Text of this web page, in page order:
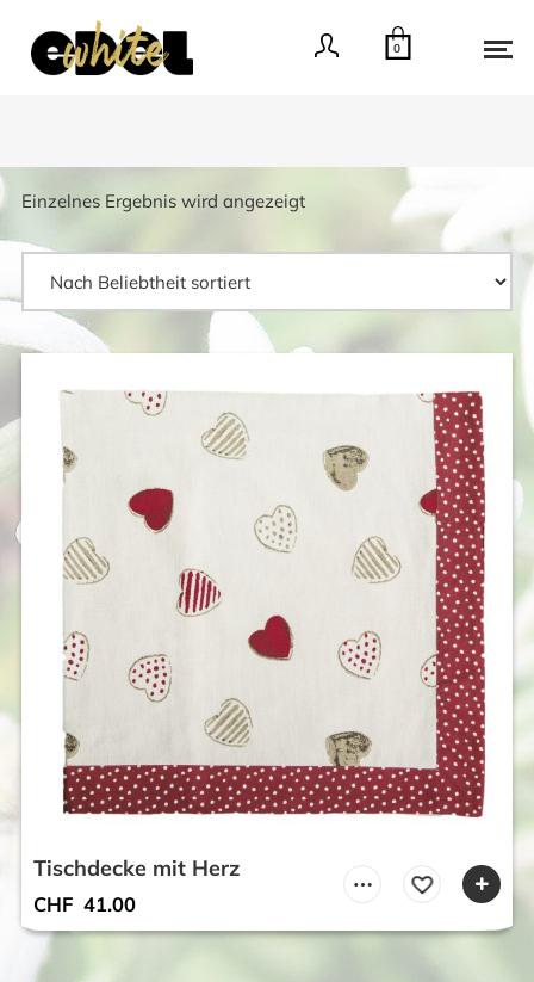
0
Einzelnes Ergebnis wird angezeigt
Tischdecke mit Herz
CHF 41.00